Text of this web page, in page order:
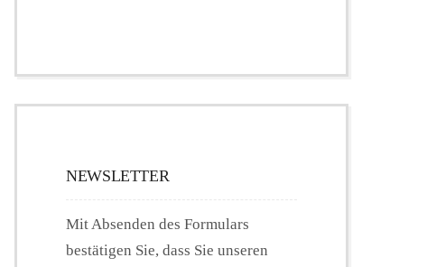
NEWSLETTER
Mit Absenden des Formulars
bestätigen Sie, dass Sie unseren